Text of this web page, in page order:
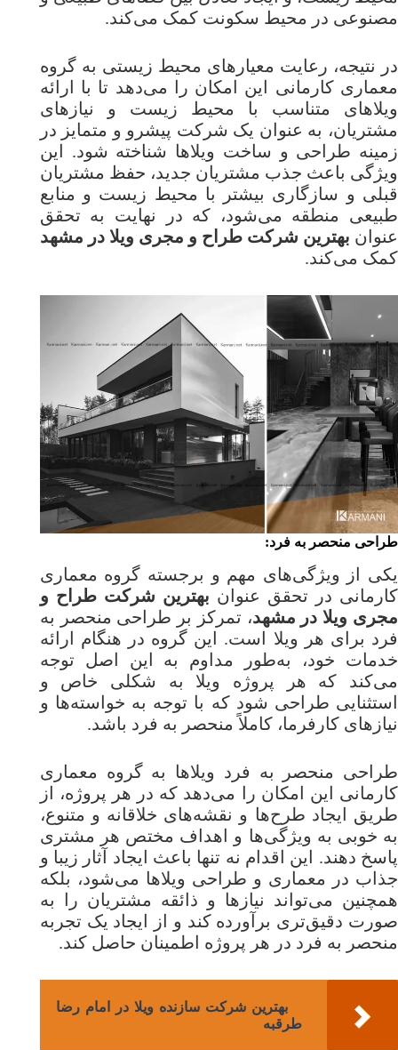
مصنوعی در محیط سکونت کمک می‌کند.
در نتیجه، رعایت معیارهای محیط زیستی به گروه
معماری کارمانی این امکان را می‌دهد تا با ارائه
ویلاهای متناسب با محیط زیست و نیازهای
مشتریان، به عنوان یک شرکت پیشرو و متمایز در
زمینه طراحی و ساخت ویلاها شناخته شود. این
ویژگی باعث جذب مشتریان جدید، حفظ مشتریان
قبلی و سازگاری بیشتر با محیط زیست و منابع
طبیعی منطقه می‌شود، که در نهایت به تحقق
عنوان بهترین شرکت طراح و مجری ویلا در مشهد
کمک می‌کند.
طراحی منحصر به فرد:
یکی از ویژگی‌های مهم و برجسته گروه معماری
کارمانی در تحقق عنوان بهترین شرکت طراح و
مجری ویلا در مشهد، تمرکز بر طراحی منحصر به
فرد برای هر ویلا است. این گروه در هنگام ارائه
خدمات خود، به‌طور مداوم به این اصل توجه
می‌کند که هر پروژه ویلا به شکلی خاص و
استثنایی طراحی شود که با توجه به خواسته‌ها و
نیازهای کارفرما، کاملاً منحصر به فرد باشد.
طراحی منحصر به فرد ویلاها به گروه معماری
کارمانی این امکان را می‌دهد که در هر پروژه، از
طریق ایجاد طرح‌ها و نقشه‌های خلاقانه و متنوع،
به خوبی به ویژگی‌ها و اهداف مختص هر مشتری
پاسخ دهند. این اقدام نه تنها باعث ایجاد آثار زیبا و
جذاب در معماری و طراحی ویلاها می‌شود، بلکه
همچنین می‌تواند نیازها و ذائقه مشتریان را به
صورت دقیق‌تری برآورده کند و از ایجاد یک تجربه
منحصر به فرد در هر پروژه اطمینان حاصل کند.
بهترین شرکت سازنده ویلا در امام رضا
طرقبه